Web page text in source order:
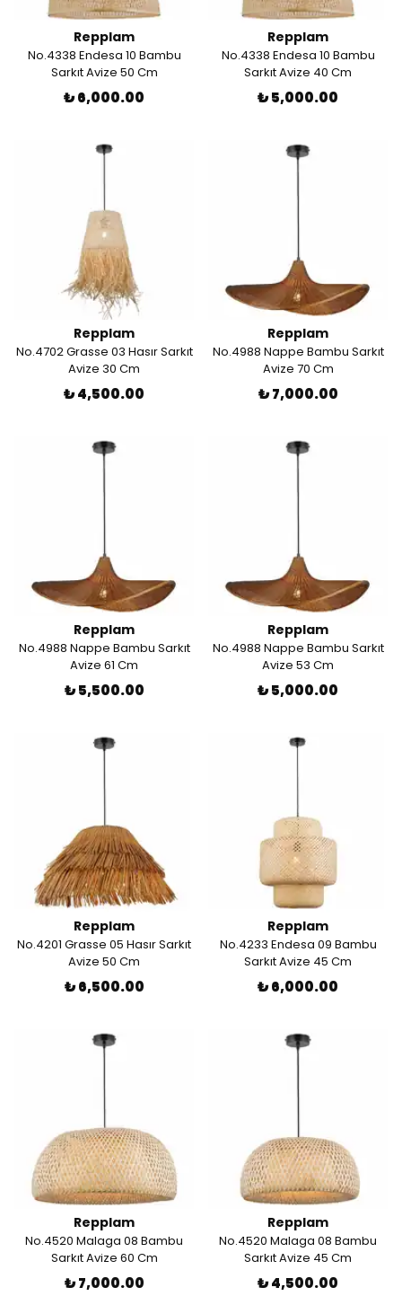
Repplam
No.4338 Endesa 10 Bambu
Sarkıt Avize 50 Cm
₺ 6,000.00
Repplam
No.4338 Endesa 10 Bambu
Sarkıt Avize 40 Cm
₺ 5,000.00
Repplam
No.4702 Grasse 03 Hasır Sarkıt
Avize 30 Cm
₺ 4,500.00
Repplam
No.4988 Nappe Bambu Sarkıt
Avize 70 Cm
₺ 7,000.00
Repplam
No.4988 Nappe Bambu Sarkıt
Avize 61 Cm
₺ 5,500.00
Repplam
No.4988 Nappe Bambu Sarkıt
Avize 53 Cm
₺ 5,000.00
Repplam
No.4201 Grasse 05 Hasır Sarkıt
Avize 50 Cm
₺ 6,500.00
Repplam
No.4233 Endesa 09 Bambu
Sarkıt Avize 45 Cm
₺ 6,000.00
Repplam
No.4520 Malaga 08 Bambu
Sarkıt Avize 60 Cm
₺ 7,000.00
Repplam
No.4520 Malaga 08 Bambu
Sarkıt Avize 45 Cm
₺ 4,500.00